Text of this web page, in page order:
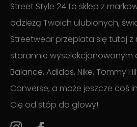
Street Style 24 to sklep z
odzieżą Twoich ulubionych,
Streetwear przeplata się tutaj z
starannie wyselekcjonowanym
Balance, Adidas, Nike, Tommy
Converse, a może jeszcze coś
Cię od stóp do głowy!